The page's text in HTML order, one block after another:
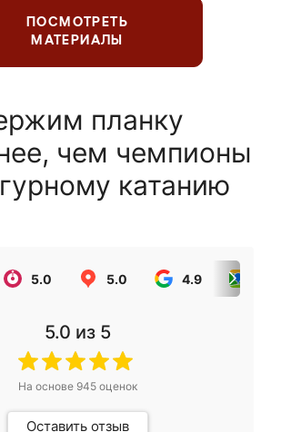
ПОСМОТРЕТЬ
МАТЕРИАЛЫ
планку
чем чемпионы
катанию
5.0 5.0 4.9
5.0 из 5
На основе 945оценок
Оставить отзыв